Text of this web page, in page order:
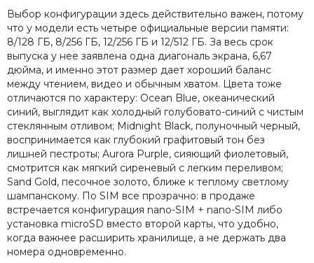
Выбор конфигурации здесь действительно важен, потому
что у модели есть четыре официальные версии памяти:
8/128 ГБ, 8/256 ГБ, 12/256 ГБ и 12/512 ГБ. За весь срок
выпуска у нее заявлена одна диагональ экрана, 6,67
дюйма, и именно этот размер дает хороший баланс
между чтением, видео и обычным хватом. Цвета тоже
отличаются по характеру: Ocean Blue, океанический
синий, выглядит как холодный голубовато-синий с чистым
стеклянным отливом; Midnight Black, полуночный черный,
воспринимается как глубокий графитовый тон без
лишней пестроты; Aurora Purple, сияющий фиолетовый,
смотрится как мягкий сиреневый с легким переливом;
Sand Gold, песочное золото, ближе к теплому светлому
шампанскому. По SIM все прозрачно: в продаже
встречается конфигурация nano-SIM + nano-SIM либо
установка microSD вместо второй карты, что удобно,
когда важнее расширить хранилище, а не держать два
номера одновременно.